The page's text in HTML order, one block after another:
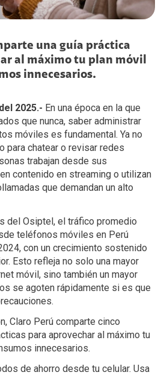
una guía práctica
al máximo tu plan móvil
innecesarios.
2025.- En una época en la que
que nunca, saber administrar
móviles es fundamental. Ya no
para chatear o revisar redes
trabajan desde sus
contenido en streaming o utilizan
que demandan un alto
del Osiptel, el tráfico promedio
teléfonos móviles en Perú
con un crecimiento sostenido
Esto refleja no solo una mayor
móvil, sino también un mayor
se agoten rápidamente si es que
Claro Perú comparte cinco
para aprovechar al máximo tu
innecesarios.
de ahorro desde tu celular. Usa